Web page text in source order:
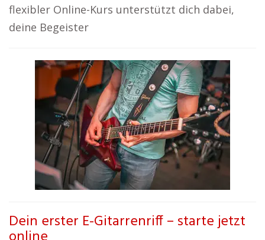
flexibler Online-Kurs unterstützt dich dabei,
deine Begeister
Dein erster E-Gitarrenriff – starte jetzt